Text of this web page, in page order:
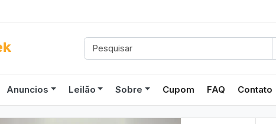
Anuncios Leilão Sobre Cupom FAQ Contato